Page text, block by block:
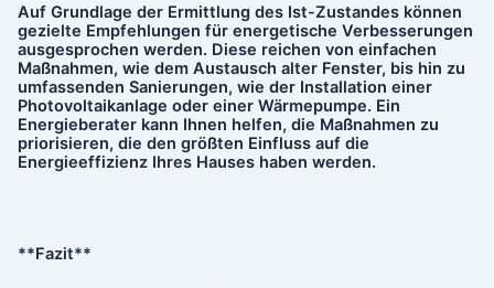
Auf Grundlage der Ermittlung des Ist-Zustandes können
gezielte Empfehlungen für energetische Verbesserungen
ausgesprochen werden. Diese reichen von einfachen
Maßnahmen, wie dem Austausch alter Fenster, bis hin zu
umfassenden Sanierungen, wie der Installation einer
Photovoltaikanlage oder einer Wärmepumpe. Ein
Energieberater kann Ihnen helfen, die Maßnahmen zu
priorisieren, die den größten Einfluss auf die
Energieeffizienz Ihres Hauses haben werden.
**Fazit**